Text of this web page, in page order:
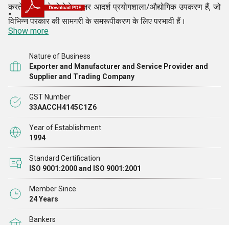
करते हैं। हमारे होमोजेनाइज़र आदर्श प्रयोगशाला/औद्योगिक उपकरण हैं, जो
विभिन्न प्रकार की सामग्री के समरूपीकरण के लिए प्रभावी हैं।
”
Show more
Nature of Business
Exporter and Manufacturer and Service Provider and
Supplier and Trading Company
GST Number
33AACCH4145C1Z6
Year of Establishment
1994
Standard Certification
ISO 9001:2000 and ISO 9001:2001
Member Since
24 Years
Bankers